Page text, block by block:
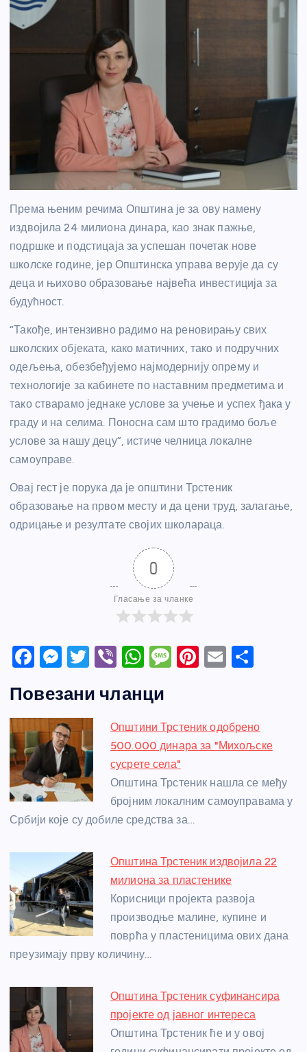
Према њеним речима Општина је за ову намену
издвојила 24 милиона динара, као знак пажње,
подршке и подстицаја за успешан почетак нове
школске године, јер Општинска управа верује да су
деца и њихово образовање највећа инвестиција за
будућност.
“Такође, интензивно радимо на реновирању свих
школских објеката, како матичних, тако и подручних
одељења, обезбеђујемо најмодернију опрему и
технологије за кабинете по наставним предметима и
тако стварамо једнаке услове за учење и успех ђака у
граду и на селима. Поносна сам што градимо боље
услове за нашу децу”, истиче челница локалне
самоуправе.
Овај гест је порука да је општини Трстеник
образовање на првом месту и да цени труд, залагање,
одрицање и резултате својих школараца.
0
Гласање за чланке
F
c
e
b
o
o
k
M
ss
e
n
g
er
T
itt
er
Vi
er
W
at
s
A
p
p
M
a
g
e
Pi
e
st
E
e
Повезани чланци
Општини Трстеник одобрено
500.000 динара за "Михољске
сусрете села"
Општина Трстеник нашла се међу
бројним локалним самоуправама у
Србији које су добиле средства за…
Општина Трстеник издвојила 22
милиона за пластенике
Корисници пројекта развоја
производње малине, купине и
поврћа у пластеницима ових дана
преузимају прву количину…
Општина Трстеник суфинансира
пројекте од јавног интереса
Општина Трстеник ће и у овој